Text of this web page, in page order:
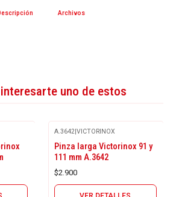
Archivos
uno de estos
A.3642|VICTORINOX
Pinza larga Victorinox 91 y
111 mm A.3642
$2.900